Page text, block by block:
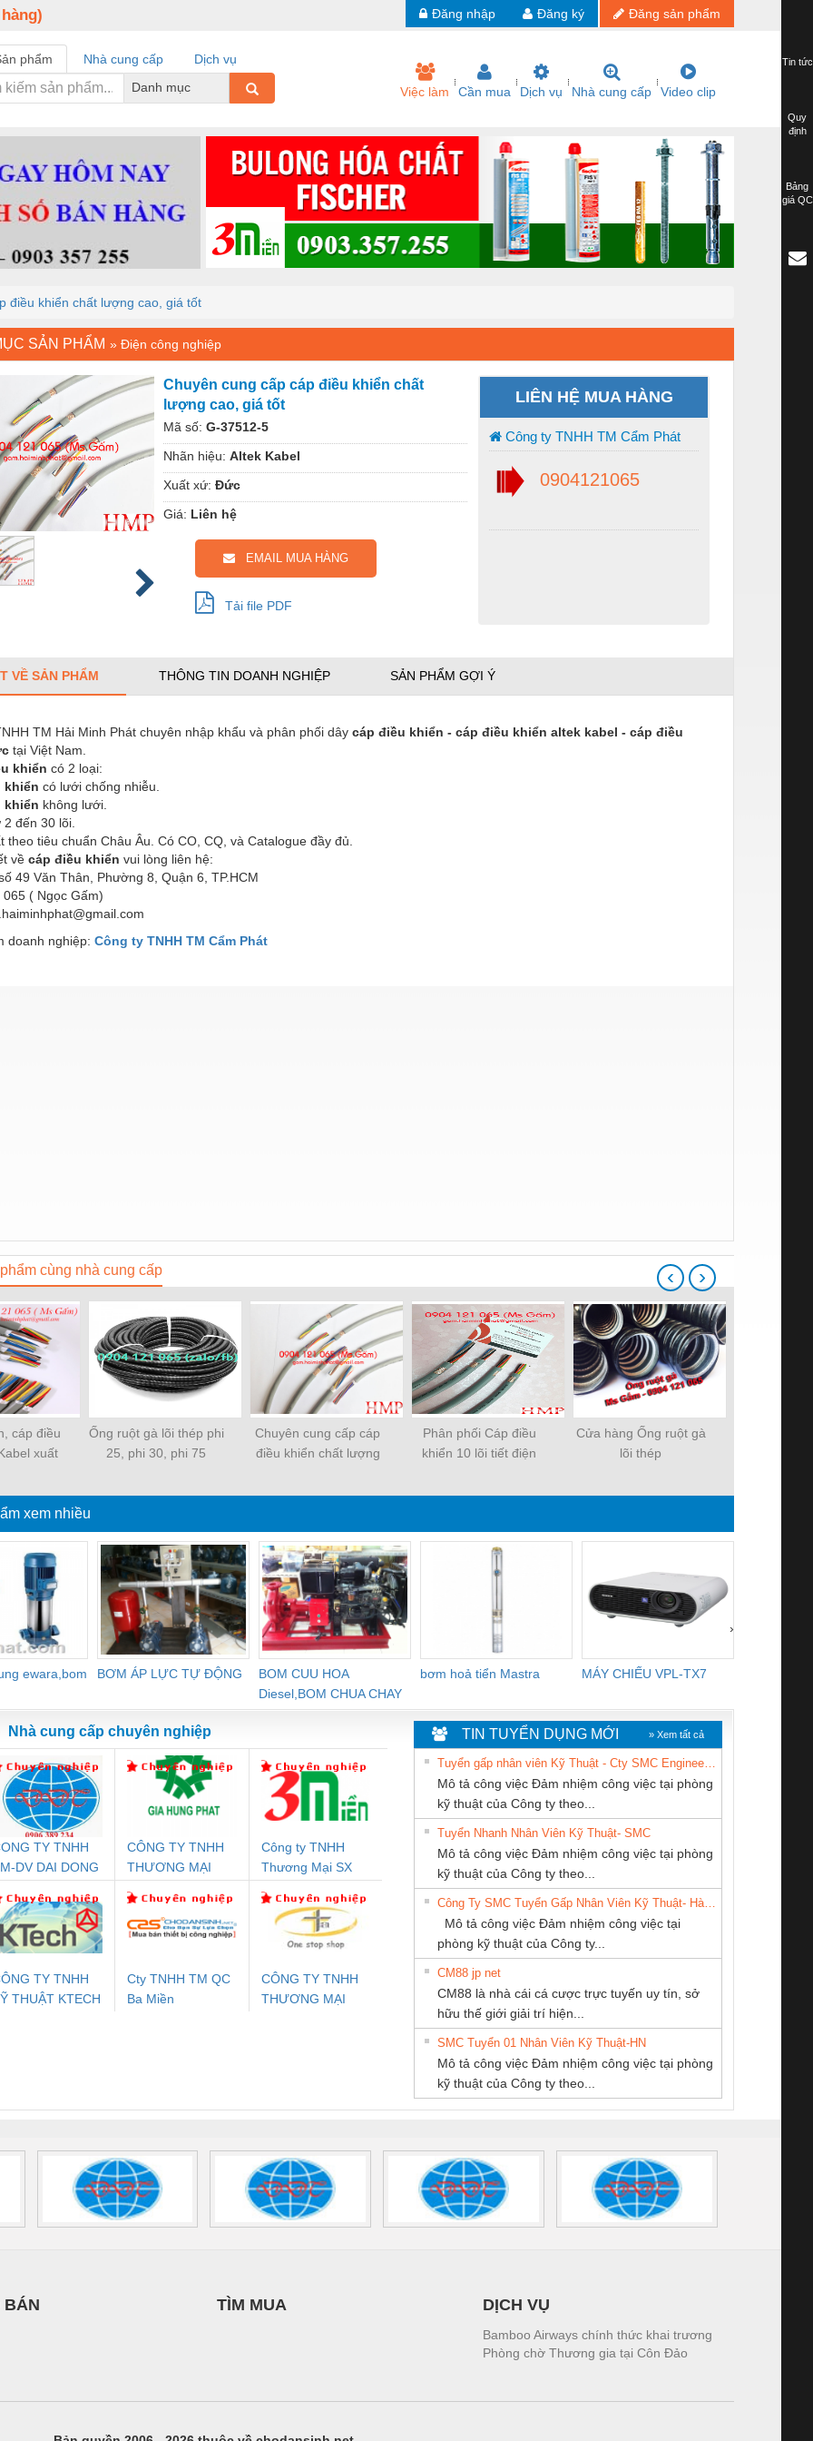
Đăng sản phẩm
Đăng ký
Đăng nhập
phẩm Nhà cung cấp
Dịch vụ
Danh mục
Việc làm Cần mua Dịch vụ Nhà cung cấp Video clip
điều khiển chất lượng cao, giá tốt
SẢN PHẨM » Điện công nghiệp
Chuyên cung cấp cáp điều khiển chất
lượng cao, giá tốt
Mã số: G-37512-5
Nhãn hiệu: Altek Kabel
Xuất xứ: Đức
Giá: Liên hệ
EMAIL MUA HÀNG
Tải file PDF
LIÊN HỆ MUA HÀNG
Công ty TNHH TM Cẩm Phát
0904121065
VỀ SẢN PHẨM THÔNG TIN DOANH NGHIỆP SẢN PHẨM GỢI Ý
TM Hải Minh Phát chuyên nhập khẩu và phân phối dây cáp điều khiển - cáp điều khiển altek kabel - cáp điều
tại Việt Nam.
khiển có 2 loại:
khiển có lưới chống nhiễu.
khiển không lưới.
đến 30 lõi.
theo tiêu chuẩn Châu Âu. Có CO, CQ, và Catalogue đầy đủ.
về cáp điều khiển vui lòng liên hệ:
49 Văn Thân, Phường 8, Quận 6, TP.HCM
( Ngọc Gấm)
doanh nghiệp: Công ty TNHH TM Cẩm Phát
cùng nhà cung cấp
cáp điều
xuất
Ống ruột gà lõi thép phi
25, phi 30, phi 75
Chuyên cung cấp cáp
điều khiển chất lượng
Phân phối Cáp điều
khiển 10 lõi tiết điện
Cửa hàng Ống ruột gà
lõi thép
‹ ›
xem nhiều
ewara,bom
BƠM ÁP LỰC TỰ ĐỘNG
BOM CUU HOA
Diesel,BOM CHUA CHAY
bơm hoả tiển Mastra MÁY CHIẾU VPL-TX7
›
An Toàn
Contact
1NO-
24DC-SP -
Rơ Le An Toàn
Phoenix Contact
PSR-SCP-
24UC/ESL4/3X1/1X2/B
- 2981059
Điện AC
Mô-đun Ắc Quy UPS
Bộ Lặp Tín Hiệu
PROFIBUS Phoenix
Contact PSI-REP-
PROFIBUS/12MB -
2708863
Rơ Le An Toàn
Phoenix Contact
2986960 – PSR-
SCP-
24DC/FSP/2X1/1X2
Rơ Le An Toàn
Bộ giám sát chuỗi
tấm pin
TRANSCLINIC 16I+
1K5 H (2502520000)
Bộ giám sát chuỗi
tấm pin
TRANSCLINIC 16I+
1K5 L (2433950000)
Bộ giám sát dòng
TRANSCLINIC 16I+
(2008130000)
Bộ chỉnh lưu nguồn
điện TRANSCLINIC
BKE 1K5.4
(7791400879)2. Giá
Nẹp nhôm chống
trơn Đà Nẵng
Nhà cung cấp chuyên nghiệp
TY TNHH
DV DAI DONG
CÔNG TY TNHH
THƯƠNG MẠI
THUẬT ĐIỆN CƠ
GIA HƯNG PHÁT
Công ty TNHH
Thương Mại SX
TY TNHH
THUẬT KTECH
Cty TNHH TM QC
Ba Miền
CÔNG TY TNHH
THƯƠNG MẠI
CÔNG TY CP TỰ
ĐỘNG TIẾN
HƯNG
CÔNG TY CỔ
PHẦN TỰ ĐỘNG
TIẾN HƯNG
Tan Dong Cang
CÔNG TY TNHH
MEKONG MARINE
SUPPLY
PHẦN DÂY VÀ
CÁP ĐIỆN
THƯỢNG ĐÌNH
THIẾT BỊ CÔNG
NAM
TIN TUYỂN DỤNG MỚI » Xem tất cả
Mô tả công việc Đảm nhiệm công việc tại phòng
kỹ thuật của Công ty theo...
Tuyển Nhanh Nhân Viên Kỹ Thuật- SMC
Mô tả công việc Đảm nhiệm công việc tại phòng
kỹ thuật của Công ty theo...
Mô tả công việc Đảm nhiệm công việc tại
phòng kỹ thuật của Công ty...
CM88 jp net
CM88 là nhà cái cá cược trực tuyến uy tín, sở
hữu thế giới giải trí hiện...
SMC Tuyển 01 Nhân Viên Kỹ Thuật-HN
Mô tả công việc Đảm nhiệm công việc tại phòng
kỹ thuật của Công ty theo...
BÁN TÌM MUA DỊCH VỤ
Bamboo Airways chính thức khai trương
Phòng chờ Thương gia tại Côn Đảo
Tin tức
Quy
định
Bảng
giá QC